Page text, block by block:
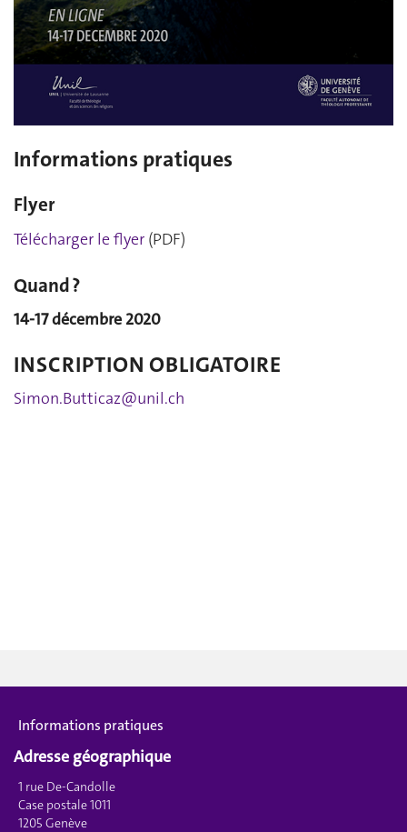
Informations pratiques
Flyer
Télécharger le flyer (PDF)
Quand ?
14-17 décembre 2020
INSCRIPTION OBLIGATOIRE
Simon.Butticaz@unil.ch
Informations pratiques
Adresse géographique
1 rue De-Candolle
Case postale 1011
1205 Genève